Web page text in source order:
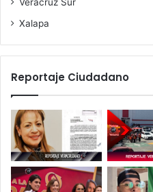
Xalapa
Reportaje Ciudadano